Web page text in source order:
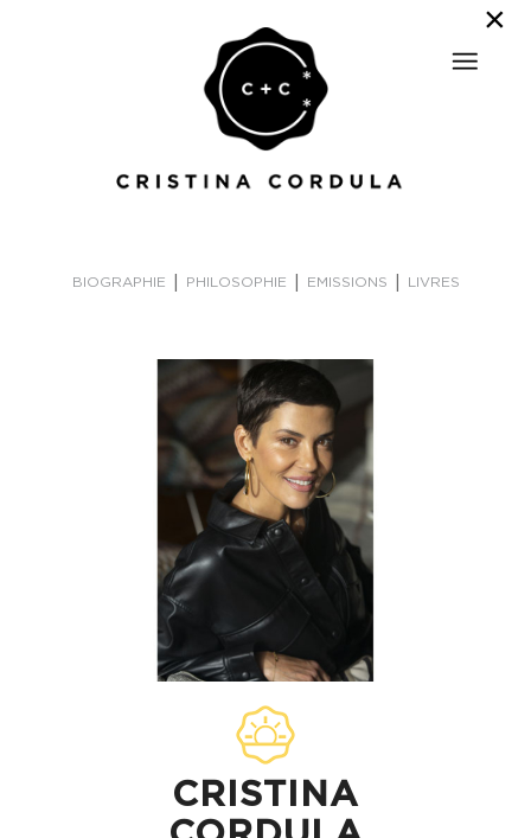
BIOGRAPHIE | PHILOSOPHIE | EMISSIONS | LIVRES
CRISTINA